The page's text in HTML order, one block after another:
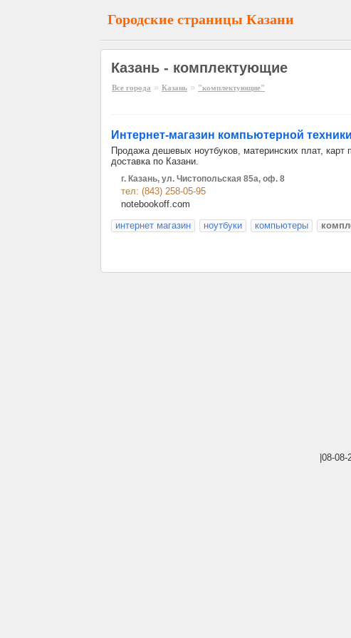
Городские страницы Казани
Казань - комплектующие
Все города » Казань » "комплектующие"
Интернет-магазин компьютерной
Продажа дешевых ноутбуков, материнских плат,
доставка по Казани.
г. Казань, ул. Чистопольская 85а, оф. 8
тел: (843) 258-05-95
notebookoff.com
интернет магазин
ноутбуки компьютеры
|08-08-